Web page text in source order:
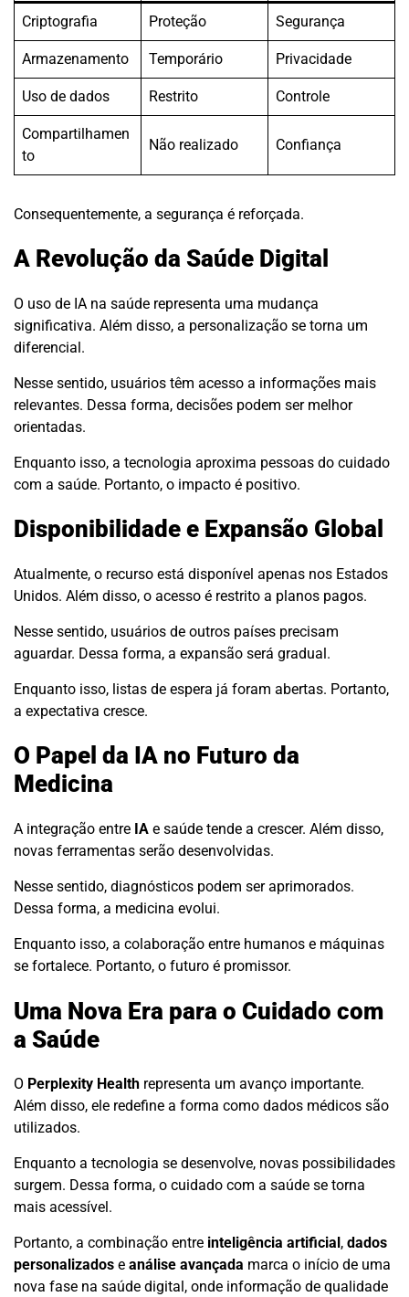
Criptografia Proteção Segurança
Armazenamento Temporário Privacidade
Uso de dados Restrito Controle
Compartilhamen
to
Não realizado Confiança
Consequentemente, a segurança é reforçada.
A Revolução da Saúde Digital
O uso de IA na saúde representa uma mudança
significativa. Além disso, a personalização se torna um
diferencial.
Nesse sentido, usuários têm acesso a informações mais
relevantes. Dessa forma, decisões podem ser melhor
orientadas.
Enquanto isso, a tecnologia aproxima pessoas do cuidado
com a saúde. Portanto, o impacto é positivo.
Disponibilidade e Expansão Global
Atualmente, o recurso está disponível apenas nos Estados
Unidos. Além disso, o acesso é restrito a planos pagos.
Nesse sentido, usuários de outros países precisam
aguardar. Dessa forma, a expansão será gradual.
Enquanto isso, listas de espera já foram abertas. Portanto,
a expectativa cresce.
O Papel da IA no Futuro da
Medicina
A integração entre IA e saúde tende a crescer. Além disso,
novas ferramentas serão desenvolvidas.
Nesse sentido, diagnósticos podem ser aprimorados.
Dessa forma, a medicina evolui.
Enquanto isso, a colaboração entre humanos e máquinas
se fortalece. Portanto, o futuro é promissor.
Uma Nova Era para o Cuidado com
a Saúde
O Perplexity Health representa um avanço importante.
Além disso, ele redefine a forma como dados médicos são
utilizados.
Enquanto a tecnologia se desenvolve, novas possibilidades
surgem. Dessa forma, o cuidado com a saúde se torna
mais acessível.
Portanto, a combinação entre inteligência artificial , dados
personalizados e análise avançada marca o início de uma
nova fase na saúde digital, onde informação de qualidade